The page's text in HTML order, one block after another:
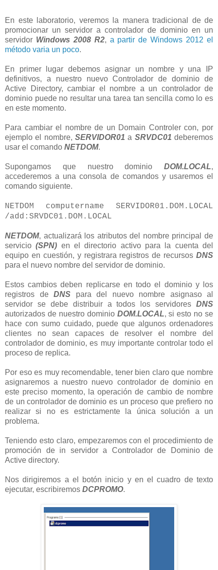
En este laboratorio, veremos la manera tradicional de de
promocionar un servidor a controlador de dominio en un
servidor Windows 2008 R2, a partir de Windows 2012 el
método varia un poco.
En primer lugar debemos asignar un nombre y una IP
definitivos, a nuestro nuevo Controlador de dominio de
Active Directory, cambiar el nombre a un controlador de
dominio puede no resultar una tarea tan sencilla como lo es
en este momento.
Para cambiar el nombre de un Domain Controler con, por
ejemplo el nombre, SERVIDOR01 a SRVDC01 deberemos
usar el comando NETDOM.
Supongamos que nuestro dominio DOM.LOCAL,
accederemos a una consola de comandos y usaremos el
comando siguiente.
NETDOM computername SERVIDOR01.DOM.LOCAL
/add:SRVDC01.DOM.LOCAL
NETDOM, actualizará los atributos del nombre principal de
servicio (SPN) en el directorio activo para la cuenta del
equipo en cuestión, y registrara registros de recursos DNS
para el nuevo nombre del servidor de dominio.
Estos cambios deben replicarse en todo el dominio y los
registros de DNS para del nuevo nombre asignaso al
servidor se debe distribuir a todos los servidores DNS
autorizados de nuestro dominio DOM.LOCAL, si esto no se
hace con sumo cuidado, puede que algunos ordenadores
clientes no sean capaces de resolver el nombre del
controlador de dominio, es muy importante controlar todo el
proceso de replica.
Por eso es muy recomendable, tener bien claro que nombre
asignaremos a nuestro nuevo controlador de dominio en
este preciso momento, la operación de cambio de nombre
de un controlador de dominio es un proceso que prefiero no
realizar si no es estrictamente la única solución a un
problema.
Teniendo esto claro, empezaremos con el procedimiento de
promoción de in servidor a Controlador de Dominio de
Active directory.
Nos dirigiremos a el botón inicio y en el cuadro de texto
ejecutar, escribiremos DCPROMO.